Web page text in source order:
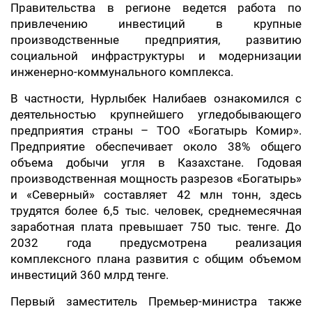
Правительства в регионе ведется работа по
привлечению инвестиций в крупные
производственные предприятия, развитию
социальной инфраструктуры и модернизации
инженерно-коммунального комплекса.
В частности, Нурлыбек Налибаев ознакомился с
деятельностью крупнейшего угледобывающего
предприятия страны – ТОО «Богатырь Комир».
Предприятие обеспечивает около 38% общего
объема добычи угля в Казахстане. Годовая
производственная мощность разрезов «Богатырь»
и «Северный» составляет 42 млн тонн, здесь
трудятся более 6,5 тыс. человек, среднемесячная
заработная плата превышает 750 тыс. тенге. До
2032 года предусмотрена реализация
комплексного плана развития с общим объемом
инвестиций 360 млрд тенге.
Первый заместитель Премьер-министра также